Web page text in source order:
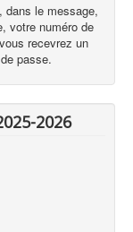
dans le message,
votre numéro de
recevrez un
passe.
2026